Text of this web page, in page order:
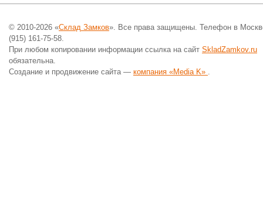
© 2010-2026 «Склад Замков». Все права защищены. Телефон в
(915) 161-75-58.
При любом копировании информации ссылка на сайт SkladZamkov.ru
обязательна.
Создание и продвижение сайта — компания «Media K» .